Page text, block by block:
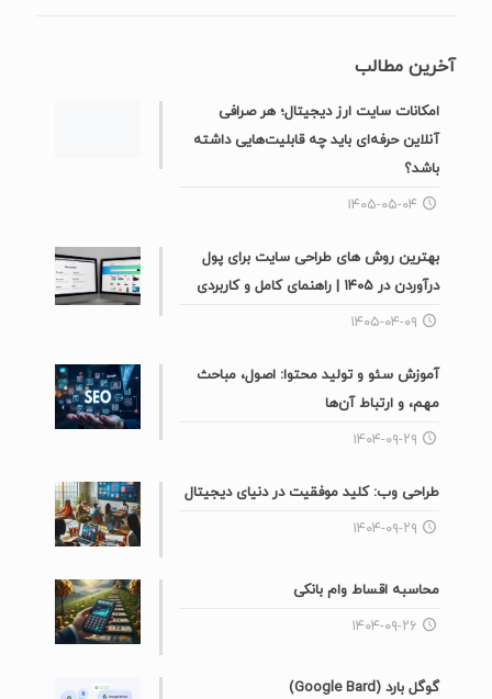
آخرین مطالب
امکانات سایت ارز دیجیتال؛ هر صرافی
آنلاین حرفه‌ای باید چه قابلیت‌هایی داشته
باشد؟
۱۴۰۵-۰۵-۰۴
بهترین روش های طراحی سایت برای پول
درآوردن در ۱۴۰۵ | راهنمای کامل و کاربردی
۱۴۰۵-۰۴-۰۹
آموزش سئو و تولید محتوا: اصول، مباحث
مهم، و ارتباط آن‌ها
۱۴۰۴-۰۹-۲۹
طراحی وب: کلید موفقیت در دنیای دیجیتال
۱۴۰۴-۰۹-۲۹
محاسبه اقساط وام بانکی
۱۴۰۴-۰۹-۲۶
گوگل بارد (Google Bard)